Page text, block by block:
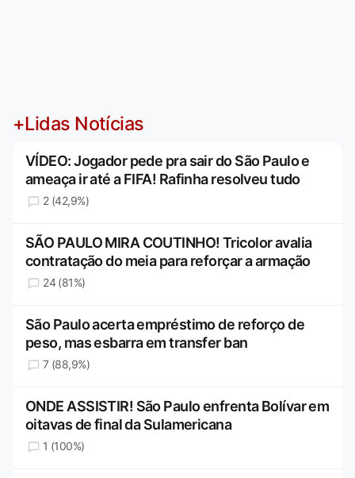
+Lidas Notícias
VÍDEO: Jogador pede pra sair do São Paulo e
ameaça ir até a FIFA! Rafinha resolveu tudo
2 (42,9%)
SÃO PAULO MIRA COUTINHO! Tricolor avalia
contratação do meia para reforçar a armação
24 (81%)
São Paulo acerta empréstimo de reforço de
peso, mas esbarra em transfer ban
7 (88,9%)
ONDE ASSISTIR! São Paulo enfrenta Bolívar em
oitavas de final da Sulamericana
1 (100%)